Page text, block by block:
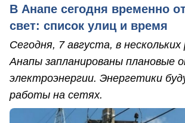
В Анапе сегодня временно
свет: список улиц и время
Сегодня, 7 августа, в нескольких
Анапы запланированы плановые
электроэнергии. Энергетики
работы на сетях.